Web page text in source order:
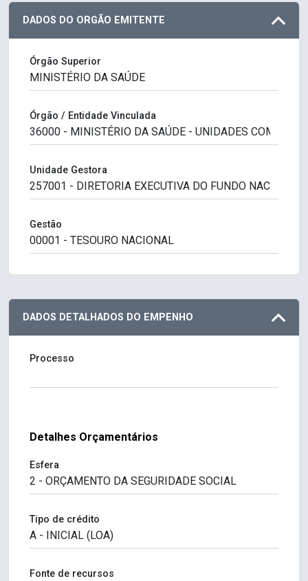
DADOS DO ORGÃO EMITENTE
Órgão Superior
Órgão / Entidade Vinculada
Unidade Gestora
Gestão
DADOS DETALHADOS DO EMPENHO
Processo
Detalhes Orçamentários
Esfera
Tipo de crédito
Fonte de recursos